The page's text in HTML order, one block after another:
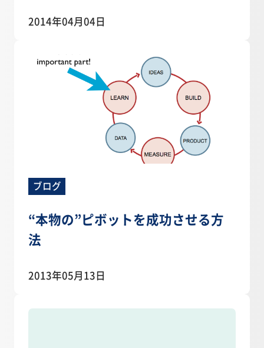
2014年04月04日
ブログ
“本物の”ピボットを成功させる方
法
2013年05月13日